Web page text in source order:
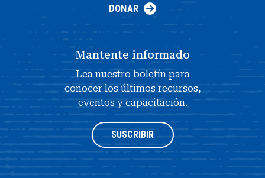
DONAR
Mantente informado
Lea nuestro boletín para
conocer los últimos recursos,
eventos y capacitación.
SUSCRIBIR